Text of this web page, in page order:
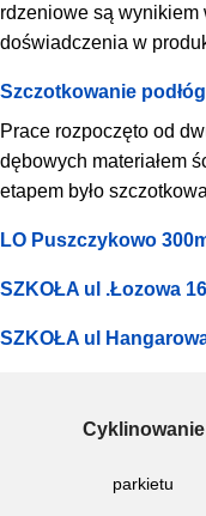
rdzeniowe są
doświadczenia w
Szczotkowanie
Prace rozpoczęto od
dębowych materiałem
etapem było
LO Puszczykowo
SZKOŁA ul .Łozowa
SZKOŁA ul
Cyklinowanie
parkietu